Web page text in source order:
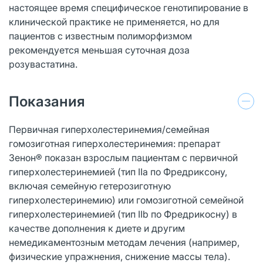
настоящее время специфическое генотипирование в
клинической практике не применяется, но для
пациентов с известным полиморфизмом
рекомендуется меньшая суточная доза
розувастатина.
Показания
Первичная гиперхолестеринемия/семейная
гомозиготная гиперхолестеринемия: препарат
Зенон® показан взрослым пациентам с первичной
гиперхолестеринемией (тип IIa по Фредриксону,
включая семейную гетерозиготную
гиперхолестеринемию) или гомозиготной семейной
гиперхолестеринемией (тип IIb по Фредрикосну) в
качестве дополнения к диете и другим
немедикаментозным методам лечения (например,
физические упражнения, снижение массы тела).